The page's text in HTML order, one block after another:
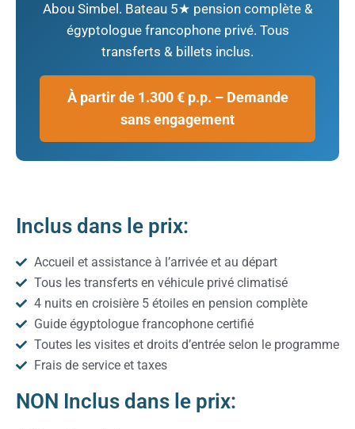
Abou Simbel. Bateau 5★ pension complète &
égyptologue francophone privé. Tous
transferts & billets inclus.
À partir de 1.300 € p.p. – Demande
sans engagement
Inclus dans le prix:
Accueil et assistance à l’arrivée et au départ
Tous les transferts en véhicule privé climatisé
4 nuits en croisière 5 étoiles en pension complète
Guide égyptologue francophone certifié
Toutes les visites et droits d’entrée selon le programme
Frais de service et taxes
NON Inclus dans le prix: